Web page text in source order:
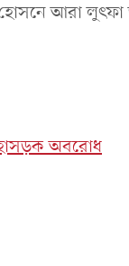
আরা লুৎফা
অবরোধ